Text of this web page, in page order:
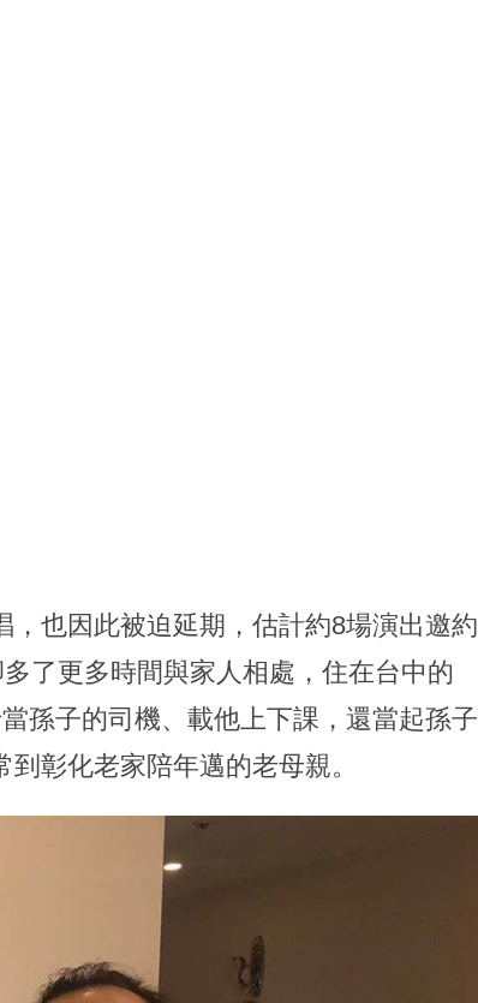
也因此被迫延期，估計約8場演出邀約
了更多時間與家人相處，住在台中的
孫子的司機、載他上下課，還當起孫子
彰化老家陪年邁的老母親。